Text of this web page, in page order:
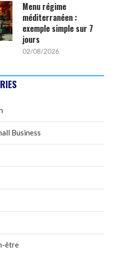
Menu régime
méditerranéen :
exemple simple sur 7
jours
02/08/2026
Business
être